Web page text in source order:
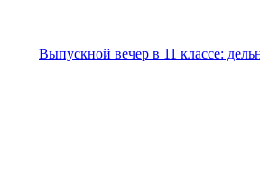
Выпускной вечер в 11 классе: